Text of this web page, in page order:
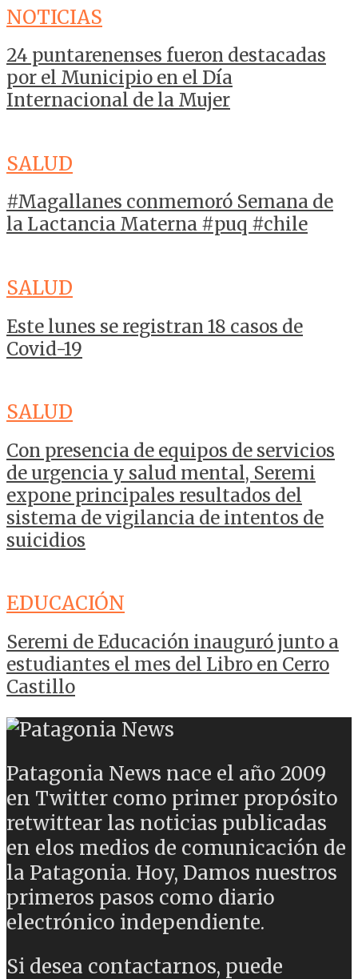
NOTICIAS
24 puntarenenses fueron destacadas
por el Municipio en el Día
Internacional de la Mujer
SALUD
#Magallanes conmemoró Semana de
la Lactancia Materna #puq #chile
SALUD
Este lunes se registran 18 casos de
Covid-19
SALUD
Con presencia de equipos de servicios
de urgencia y salud mental, Seremi
expone principales resultados del
sistema de vigilancia de intentos de
suicidios
EDUCACIÓN
Seremi de Educación inauguró junto a
estudiantes el mes del Libro en Cerro
Castillo
Patagonia News nace el año 2009
en Twitter como primer propósito
retwittear las noticias publicadas
en elos medios de comunicación de
la Patagonia. Hoy, Damos nuestros
primeros pasos como diario
electrónico independiente.
Si desea contactarnos, puede